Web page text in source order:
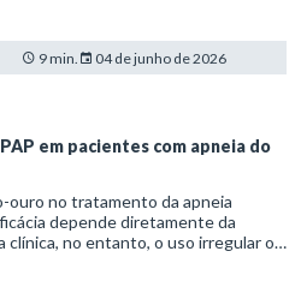
9 min. 04 de junho de 2026
em pacientes com apneia do
ouro no tratamento da apneia
depende diretamente da
clínica, no entanto, o uso irregular ou